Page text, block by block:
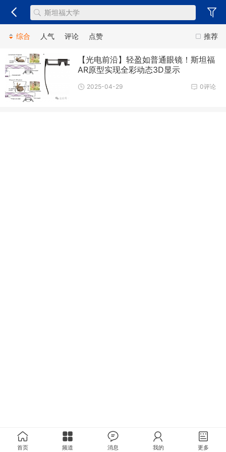
推荐
综合 人气 评论 点赞
【光电前沿】轻盈如普通眼镜！斯坦福
AR原型实现全彩动态3D显示
0评论
2025-04-29
首页 频道 消息 我的 更多